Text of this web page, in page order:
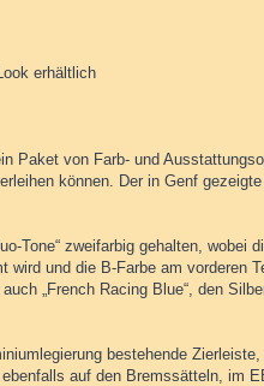
erhältlich
Paket von Farb- und
können. Der in Genf
Tone“ zweifarbig gehalten, wobei
wird und die B-Farbe am vorderen
„French Racing Blue“, den
bestehende
auf den Bremssätteln, im